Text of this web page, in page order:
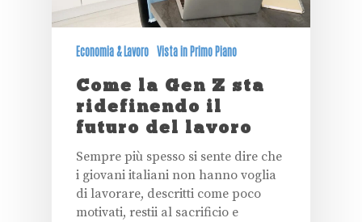
Economia & Lavoro Vista in Primo Piano
Come la Gen Z sta
ridefinendo il
futuro del lavoro
Sempre più spesso si sente dire che
i giovani italiani non hanno voglia
di lavorare, descritti come poco
motivati, restii al sacrificio e